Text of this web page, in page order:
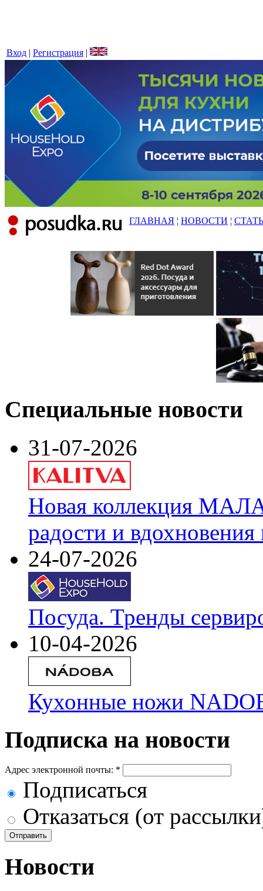
Вход | Регистрация |
ГЛАВНАЯ ¦ НОВОСТИ ¦
Специальные новости
31-07-2026
Новая коллекция
радости и
24-07-2026
Посуда. Тренды
10-04-2026
Кухонные ножи
Подписка на новости
Адрес электронной почты: *
Подписаться
Отказаться (от
Новости